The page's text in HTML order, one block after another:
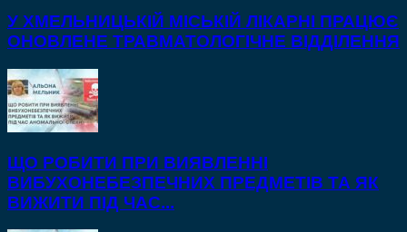
У ХМЕЛЬНИЦЬКІЙ МІСЬКІЙ ЛІКАРНІ ПРАЦЮЄ
ОНОВЛЕНЕ ТРАВМАТОЛОГІЧНЕ ВІДДІЛЕННЯ
ЩО РОБИТИ ПРИ ВИЯВЛЕННІ
ВИБУХОНЕБЕЗПЕЧНИХ ПРЕДМЕТІВ ТА ЯК
ВИЖИТИ ПІД ЧАС...